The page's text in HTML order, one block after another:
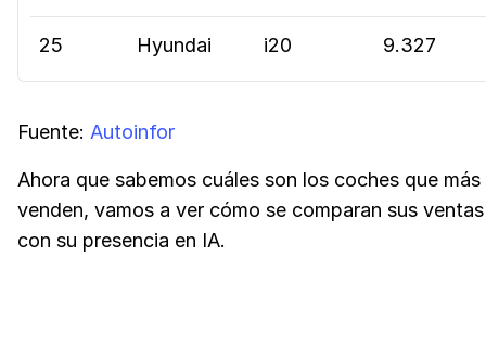
25 Hyundai i20 9.327
Fuente: Autoinfor
Ahora que sabemos cuáles son los coches que más
venden, vamos a ver cómo se comparan sus ventas
con su presencia en IA.